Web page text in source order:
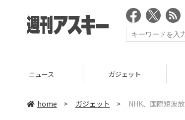
ニュース ガジェット
home > ガジェット > NHK、国際短波